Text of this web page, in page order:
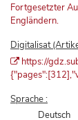
Fortgesetzter
Engländern.
Digitalisat
https://
Sprache :
Deutsch